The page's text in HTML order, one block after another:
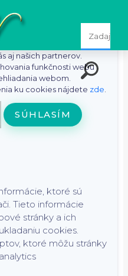
naše webové
na tlačidlo "Súhlasím"
štatistických i
aj našich partnerov.
funkčnosti webu
webom.
ku cookies nájdete zde
SÚHLASÍM
ktoré sú
Tieto informácie
stránky a ich
cookies.
ktoré môžu stránky